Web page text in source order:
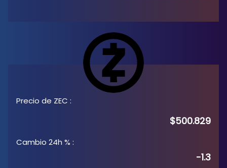
Precio de ZEC :
$500.829
Cambio 24h % :
-1.3